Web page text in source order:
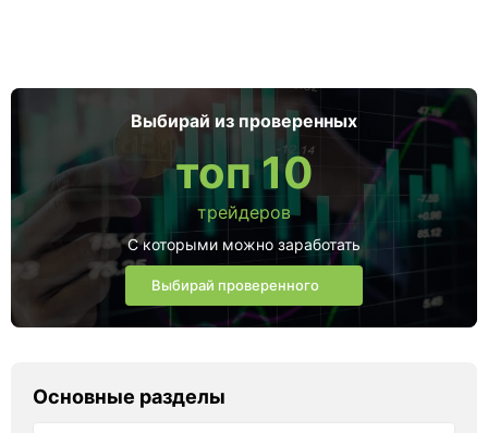
Выбирай из проверенных
топ 10
трейдеров
С которыми можно заработать
Выбирай проверенного
Основные разделы